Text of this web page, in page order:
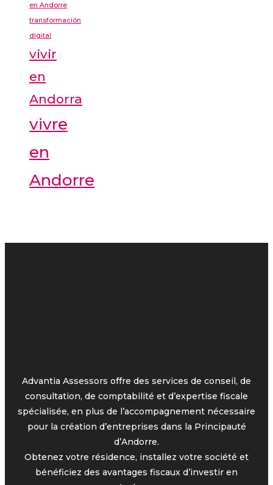
en Andorre
transformación
digital
vivir
en
Andorra
vivre
en
Andorre
Advantia Assessors offre des services de conseil, de
consultation, de comptabilité et d’expertise fiscale
spécialisée, en plus de l’accompagnement nécessaire
pour la création d’entreprises dans la Principauté
d’Andorre.
Obtenez votre résidence, installez votre société et
bénéficiez des avantages fiscaux d’investir en